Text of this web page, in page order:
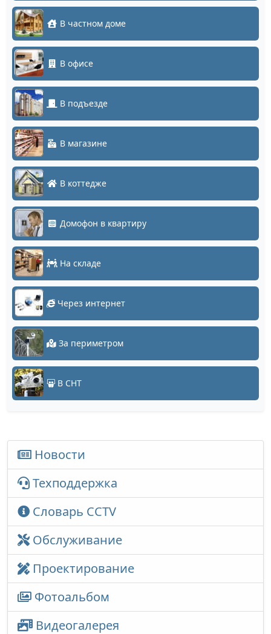
В частном доме
В офисе
В подъезде
В магазине
В коттедже
Домофон в квартиру
На складе
Через интернет
За периметром
В СНТ
Новости
Техподдержка
Словарь CCTV
Обслуживание
Проектирование
Фотоальбом
Видеогалерея